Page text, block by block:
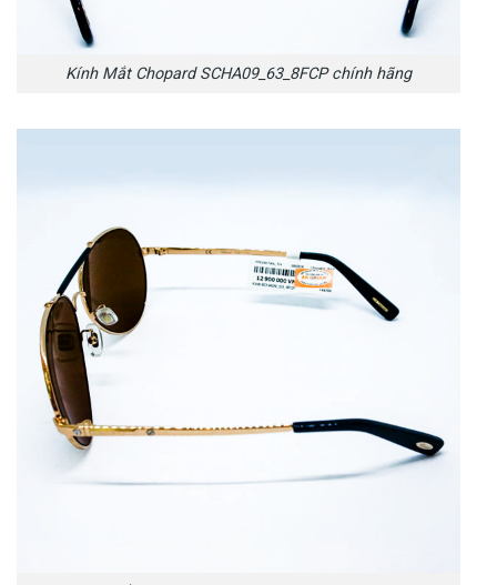
Kính Mắt Chopard SCHA09_63_8FCP chính hãng